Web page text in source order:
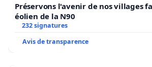
Préservons l'avenir de nos villages
éolien de la N90
232 signatures
Avis de transparence